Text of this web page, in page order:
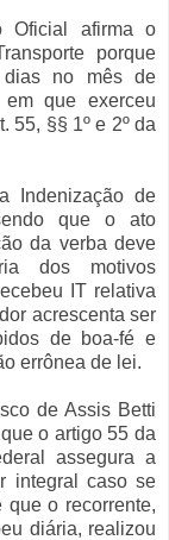
Oficial afirma o
porque
dias no mês de
que exerceu
55, §§ 1º e 2º da
Indenização de
que o ato
da verba deve
dos motivos
IT relativa
acrescenta ser
de boa-fé e
errônea de lei.
de Assis Betti
o artigo 55 da
assegura a
integral caso se
o recorrente,
diária, realizou